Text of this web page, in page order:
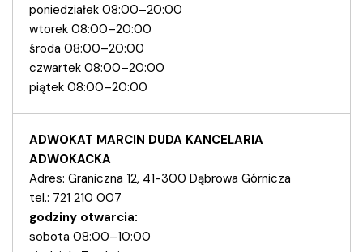
poniedziałek 08:00–20:00
wtorek 08:00–20:00
środa 08:00–20:00
czwartek 08:00–20:00
piątek 08:00–20:00
ADWOKAT MARCIN DUDA KANCELARIA
ADWOKACKA
Adres: Graniczna 12, 41-300 Dąbrowa Górnicza
tel.: 721 210 007
godziny otwarcia:
sobota 08:00–10:00